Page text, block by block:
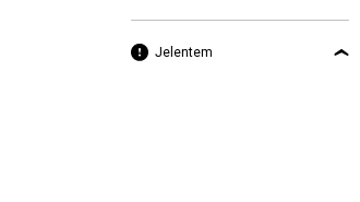
Jelentem